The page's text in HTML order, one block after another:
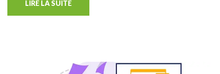
LIRE LA SUITE